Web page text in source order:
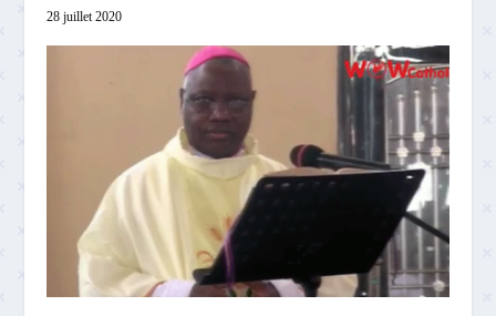
28 juillet 2020